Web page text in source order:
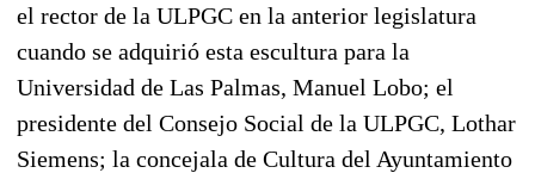
el rector de la ULPGC en la anterior legislatura
cuando se adquirió esta escultura para la
Universidad de Las Palmas, Manuel Lobo; el
presidente del Consejo Social de la ULPGC, Lothar
Siemens; la concejala de Cultura del Ayuntamiento